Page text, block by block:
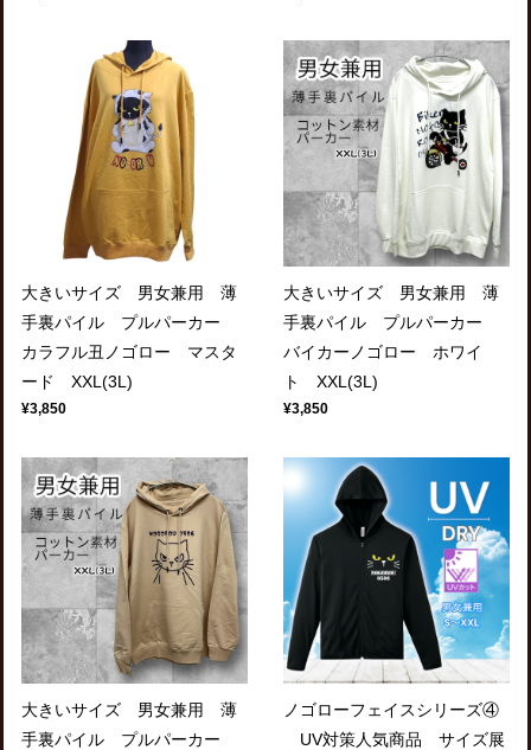
大きいサイズ 男女兼用 薄
手裏パイル プルパーカー
カラフル丑ノゴロー マスタ
ード XXL(3L)
¥3,850
大きいサイズ 男女兼用 薄
手裏パイル プルパーカー
バイカーノゴロー ホワイ
ト XXL(3L)
¥3,850
大きいサイズ 男女兼用 薄
手裏パイル プルパーカー
ノゴローフェイスシリーズ④
UV対策人気商品 サイズ展